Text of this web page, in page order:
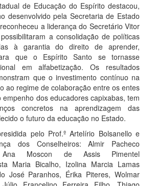
de Educação do Espírito destacou,
desenvolvido pela Secretaria de Estado
a liderança do Secretário Vitor
a consolidação de políticas
à garantia do direito de aprender,
que o Espírito Santo se tornasse
em alfabetização. Os resultados
que o investimento contínuo na
ao regime de colaboração entre os entes
empenho dos educadores capixabas, tem
concretos na aprendizagem das
o futuro da educação no Estado.
pelo Prof.º Artelírio Bolsanello e
dos Conselheiros: Almir Pacheco
Ana Moscon de Assis Pimentel
Maria Bicalho, Izolina Marcia Lamas
José Paranhos, Érika Piteres, Wolmar